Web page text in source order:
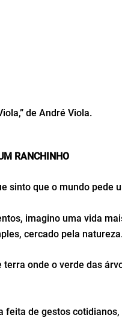
de André Viola.
RANCHINHO
sinto que o mundo pede
imagino uma vida
cercado pela
terra onde o verde das
feita de gestos